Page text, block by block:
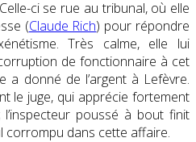
ci se rue au tribunal, où elle
(Claude Rich) pour répondre
Très calme, elle lui
de fonctionnaire à cet
a donné de l’argent à Lefèvre.
le juge, qui apprécie fortement
poussé à bout finit
corrompu dans cette affaire.